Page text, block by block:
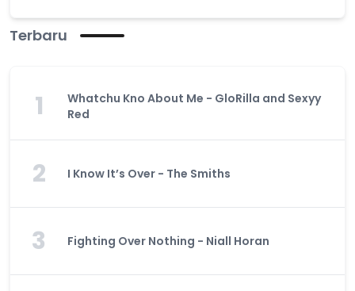
Terbaru
1
Whatchu Kno About Me - GloRilla and Sexyy
Red
2 I Know It’s Over - The Smiths
3 Fighting Over Nothing - Niall Horan